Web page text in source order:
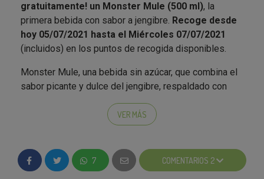
gratuitamente! un Monster Mule (500 ml), la
primera bebida con sabor a jengibre. Recoge desde
hoy 05/07/2021 hasta el Miércoles 07/07/2021
(incluidos) en los puntos de recogida disponibles.
Monster Mule, una bebida sin azúcar, que combina el
sabor picante y dulce del jengibre, respaldado con
toques de lima cítrica, y contiene toda la energía
proporcionada por la fórmula Monster Energy, con
¿Cómo puedes hacerte con Monster Mule?
VER MÁS
7 COMENTARIOS 2